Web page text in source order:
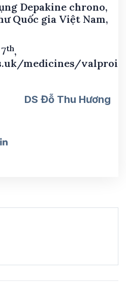
Depakine chrono,
Quốc gia Việt Nam,
th,
medicines/
DS Đỗ Thu Hương